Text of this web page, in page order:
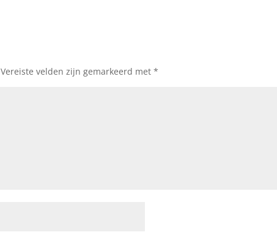
Vereiste velden zijn gemarkeerd met*